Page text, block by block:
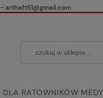
- arthaft61@gmail.com
DLA RATOWNIKÓW